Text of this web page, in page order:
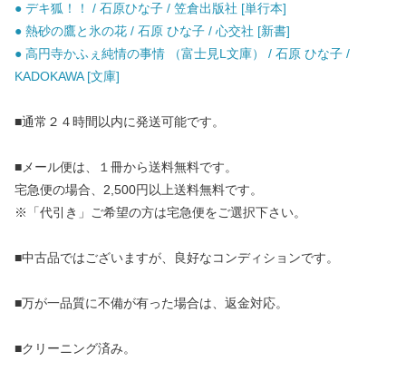
● デキ狐！！ / 石原ひな子 / 笠倉出版社 [単行本]
● 熱砂の鷹と氷の花 / 石原 ひな子 / 心交社 [新書]
● 高円寺かふぇ純情の事情 （富士見L文庫） / 石原 ひな子 /
KADOKAWA [文庫]
■通常２４時間以内に発送可能です。
■メール便は、１冊から送料無料です。
宅急便の場合、2,500円以上送料無料です。
※「代引き」ご希望の方は宅急便をご選択下さい。
■中古品ではございますが、良好なコンディションです。
■万が一品質に不備が有った場合は、返金対応。
■クリーニング済み。